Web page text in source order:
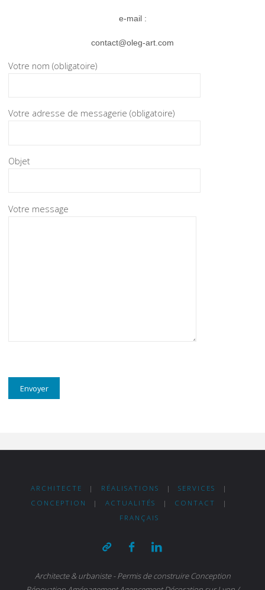
e-mail :
contact@oleg-art.com
Votre nom (obligatoire)
Votre adresse de messagerie (obligatoire)
Objet
Votre message
ARCHITECTE | RÉALISATIONS | SERVICES
|
CONCEPTION
| ACTUALITÉS | CONTACT
|
FRANÇAIS
Architecte & urbaniste - Permis de construire Conception